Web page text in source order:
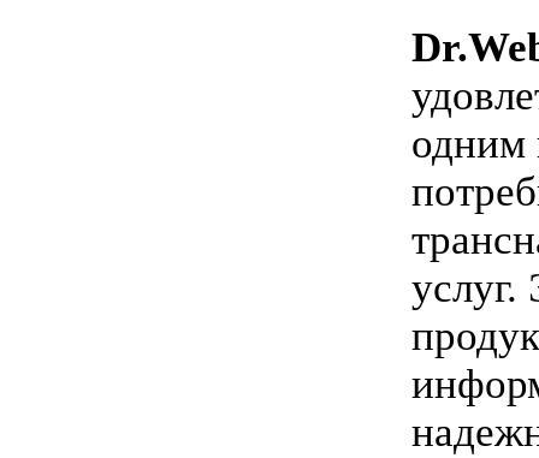
одним
услуг.